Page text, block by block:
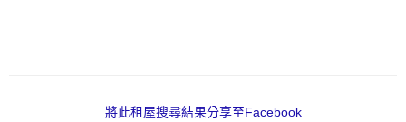
將此租屋搜尋結果分享至Facebook